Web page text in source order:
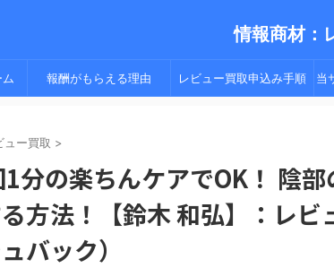
情報商材：
報酬がもらえる理由 レビュー買取申込み手順 当
ュー買取 >
分の楽ちんケアでOK！ 陰
方法！【鈴木 和弘】：レ
バック）